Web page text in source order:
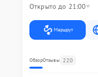
Открыто до 21:00
Маршрут
ОбзорОтзывы 220